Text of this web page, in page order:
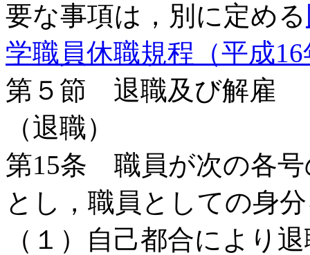
要な事項は，別に定める
学職員休職規程（平成
第５節 退職及び解雇
（退職）
第15条 職員が次の各号
とし，職員としての身
（１）自己都合により